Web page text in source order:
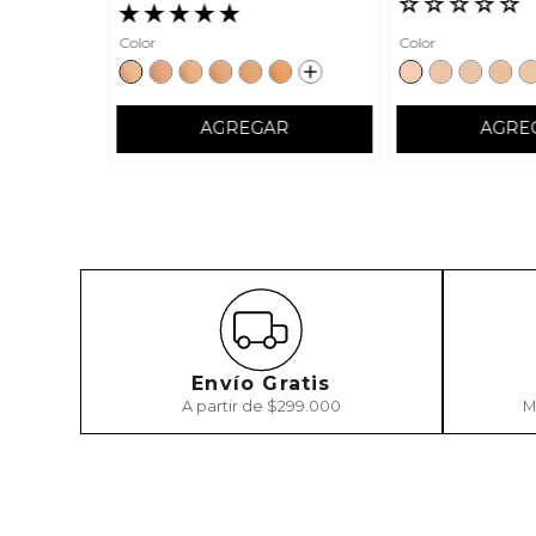
★★★★★
Color
AGREGAR
Color
Envío Gratis
A partir de $299.000